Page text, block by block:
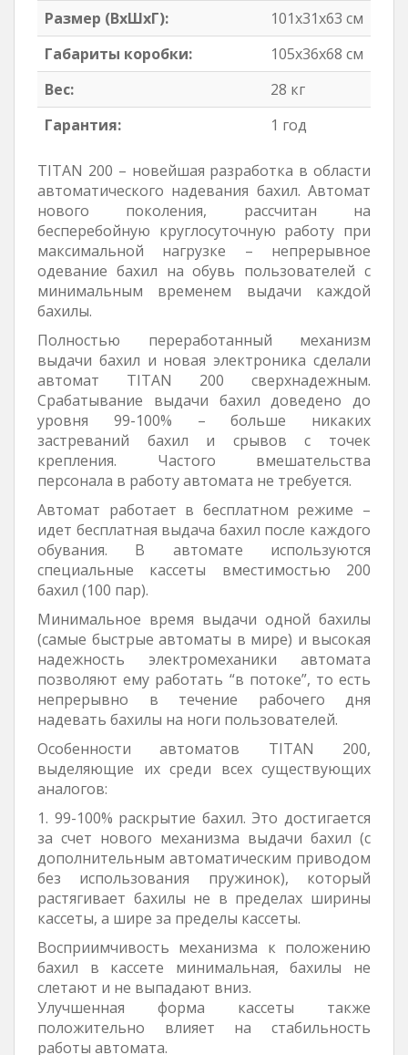
Размер (ВхШхГ):
101х31х63 см
Габариты коробки:
105х36х68 см
Вес:
28 кг
Гарантия:
1 год
TITAN 200 – новейшая разработка в области
автоматического надевания бахил. Автомат
нового поколения, рассчитан на
бесперебойную круглосуточную работу при
максимальной нагрузке – непрерывное
одевание бахил на обувь пользователей с
минимальным временем выдачи каждой
бахилы.
Полностью переработанный механизм
выдачи бахил и новая электроника сделали
автомат TITAN 200 сверхнадежным.
Срабатывание выдачи бахил доведено до
уровня 99-100% – больше никаких
застреваний бахил и срывов с точек
крепления. Частого вмешательства
персонала в работу автомата не требуется.
Автомат работает в бесплатном режиме –
идет бесплатная выдача бахил после каждого
обувания. В автомате используются
специальные кассеты вместимостью 200
бахил (100 пар).
Минимальное время выдачи одной бахилы
(самые быстрые автоматы в мире) и высокая
надежность электромеханики автомата
позволяют ему работать “в потоке”, то есть
непрерывно в течение рабочего дня
надевать бахилы на ноги пользователей.
Особенности автоматов TITAN 200,
выделяющие их среди всех существующих
аналогов:
1. 99-100% раскрытие бахил. Это достигается
за счет нового механизма выдачи бахил (с
дополнительным автоматическим приводом
без использования пружинок), который
растягивает бахилы не в пределах ширины
кассеты, а шире за пределы кассеты.
Восприимчивость механизма к положению
бахил в кассете минимальная, бахилы не
слетают и не выпадают вниз.
Улучшенная форма кассеты также
положительно влияет на стабильность
работы автомата.